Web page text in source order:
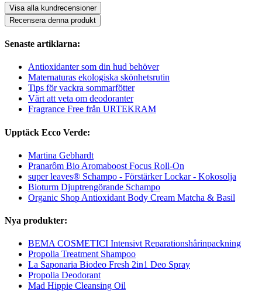
Visa alla kundrecensioner
Recensera denna produkt
Senaste artiklarna:
Antioxidanter som din hud behöver
Maternaturas ekologiska skönhetsrutin
Tips för vackra sommarfötter
Värt att veta om deodoranter
Fragrance Free från URTEKRAM
Upptäck Ecco Verde:
Martina Gebhardt
Pranarôm Bio Aromaboost Focus Roll-On
super leaves® Schampo - Förstärker Lockar - Kokosolja
Bioturm Djuptrengörande Schampo
Organic Shop Antioxidant Body Cream Matcha & Basil
Nya produkter:
BEMA COSMETICI Intensivt Reparationshårinpackning
Propolia Treatment Shampoo
La Saponaria Biodeo Fresh 2in1 Deo Spray
Propolia Deodorant
Mad Hippie Cleansing Oil